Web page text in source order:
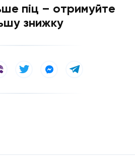
піц – отримуйте
знижку